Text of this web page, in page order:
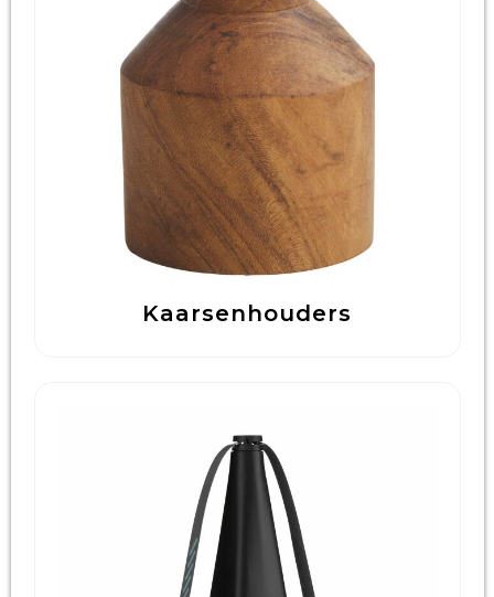
Kaarsenhouders